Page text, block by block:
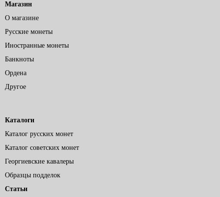
Магазин
О магазине
Русские монеты
Иностранные монеты
Банкноты
Ордена
Другое
Каталоги
Каталог русских монет
Каталог советских монет
Георгиевские кавалеры
Образцы подделок
Статьи